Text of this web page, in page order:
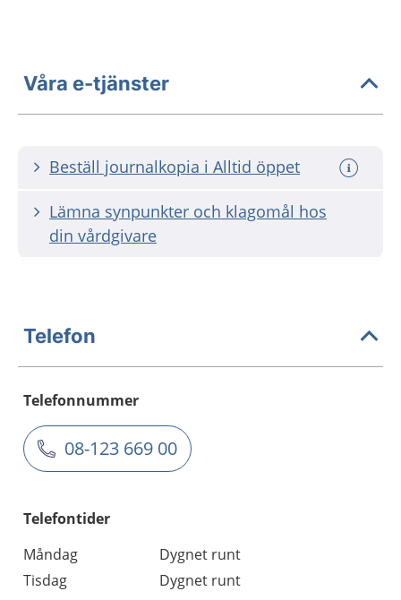
Våra e-tjänster
Beställ journalkopia i Alltid öppet
Lämna synpunkter och klagomål hos
din vårdgivare
Telefon
Telefonnummer
08-123 669 00
Telefontider
Måndag
Dygnet runt
Tisdag
Dygnet runt